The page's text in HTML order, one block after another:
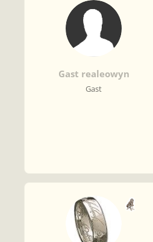
Gast realeowyn
Gast